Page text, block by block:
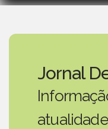
Jornal